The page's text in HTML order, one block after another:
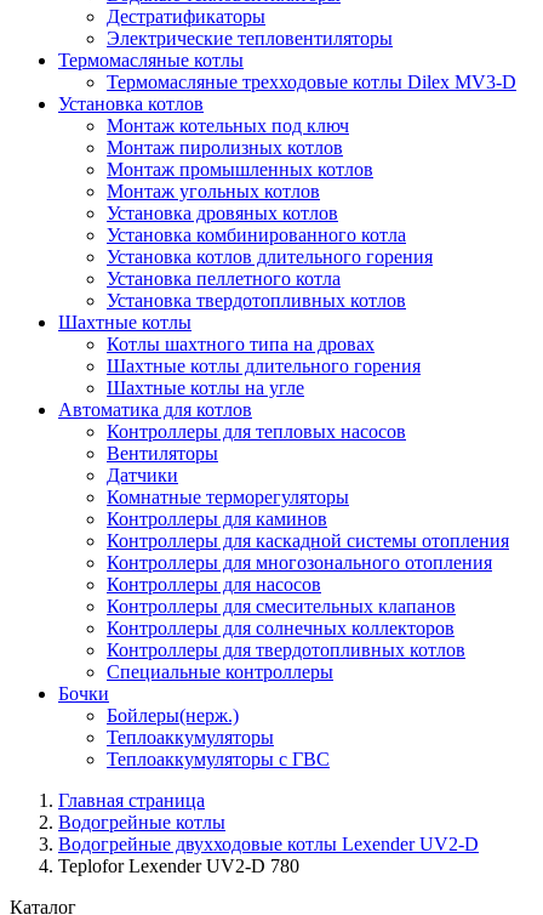
Дестратификаторы
Электрические тепловентиляторы
Термомасляные котлы
Термомасляные трехходовые котлы Dilex MV3-D
Установка котлов
Монтаж котельных под ключ
Монтаж пиролизных котлов
Монтаж промышленных котлов
Монтаж угольных котлов
Установка дровяных котлов
Установка комбинированного котла
Установка котлов длительного горения
Установка пеллетного котла
Установка твердотопливных котлов
Шахтные котлы
Котлы шахтного типа на дровах
Шахтные котлы длительного горения
Шахтные котлы на угле
Автоматика для котлов
Контроллеры для тепловых насосов
Вентиляторы
Датчики
Комнатные терморегуляторы
Контроллеры для каминов
Контроллеры для каскадной системы отопления
Контроллеры для многозонального отопления
Контроллеры для насосов
Контроллеры для смесительных клапанов
Контроллеры для солнечных коллекторов
Контроллеры для твердотопливных котлов
Специальные контроллеры
Бочки
Бойлеры(нерж.)
Теплоаккумуляторы
Теплоаккумуляторы с ГВС
Главная страница
Водогрейные котлы
Водогрейные двухходовые котлы Lexender UV2-D
Teplofor Lexender UV2-D 780
Каталог